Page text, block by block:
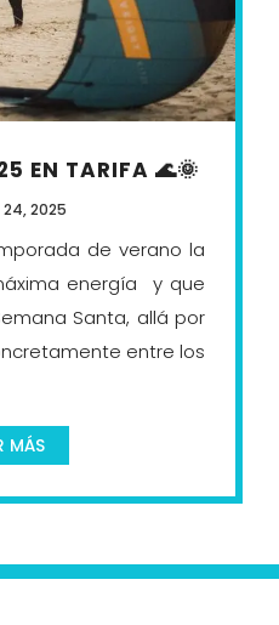
EN TARIFA 🌊🌞
24, 2025
de verano la
energía y que
Santa, allá por
entre los
MÁS